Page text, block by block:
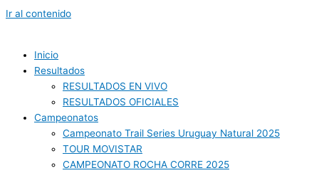
Ir al contenido
Inicio
Resultados
RESULTADOS EN VIVO
RESULTADOS OFICIALES
Campeonatos
Campeonato Trail Series Uruguay Natural 2025
TOUR MOVISTAR
CAMPEONATO ROCHA CORRE 2025